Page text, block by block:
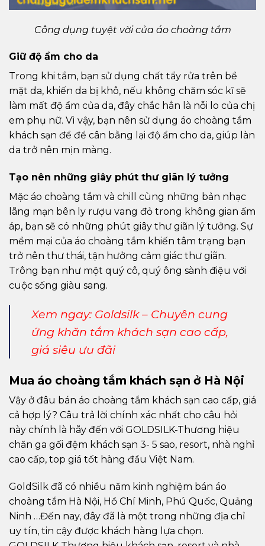
Công dụng tuyệt vời của áo choàng tắm
Giữ độ ẩm cho da
Trong khi tắm, bạn sử dụng chất tẩy rửa trên bề
mặt da, khiến da bị khô, nếu không chăm sóc kĩ sẽ
làm mất độ ẩm của da, đây chắc hẳn là nỗi lo của chị
em phụ nữ. Vì vậy, bạn nên sử dụng áo choàng tắm
khách sạn để để cân bằng lại độ ẩm cho da, giúp làn
da trở nên mịn màng.
Tạo nên những giây phút thư giãn lý tưởng
Mặc áo choàng tắm và chill cùng những bản nhạc
lãng mạn bên ly rượu vang đỏ trong không gian ấm
áp, bạn sẽ có những phút giây thư giãn lý tưởng. Sự
mềm mại của áo choàng tắm khiến tâm trạng bạn
trở nên thư thái, tận hưởng cảm giác thư giãn.
Trông bạn như một quý cô, quý ông sành điệu với
cuộc sống giàu sang.
Xem ngay: Goldsilk – Chuyên cung
ứng khăn tắm khách sạn cao cấp,
giá siêu ưu đãi
Mua áo choàng tắm khách sạn ở Hà Nội
Vậy ở đâu bán áo choàng tắm khách sạn cao cấp, giá
cả hợp lý? Câu trả lời chính xác nhất cho câu hỏi
này chính là hãy đến với GOLDSILK-Thương hiệu
chăn ga gối đệm khách sạn 3- 5 sao, resort, nhà nghỉ
cao cấp, top giá tốt hàng đầu Việt Nam.
GoldSilk đã có nhiều năm kinh nghiệm bán áo
choàng tắm Hà Nội, Hồ Chí Minh, Phú Quốc, Quảng
Ninh …Đến nay, đây đã là một trong những địa chỉ
uy tín, tin cậy được khách hàng lựa chọn.